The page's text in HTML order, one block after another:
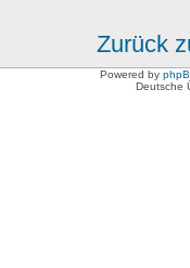
Zurück
Powered by
Deutsche